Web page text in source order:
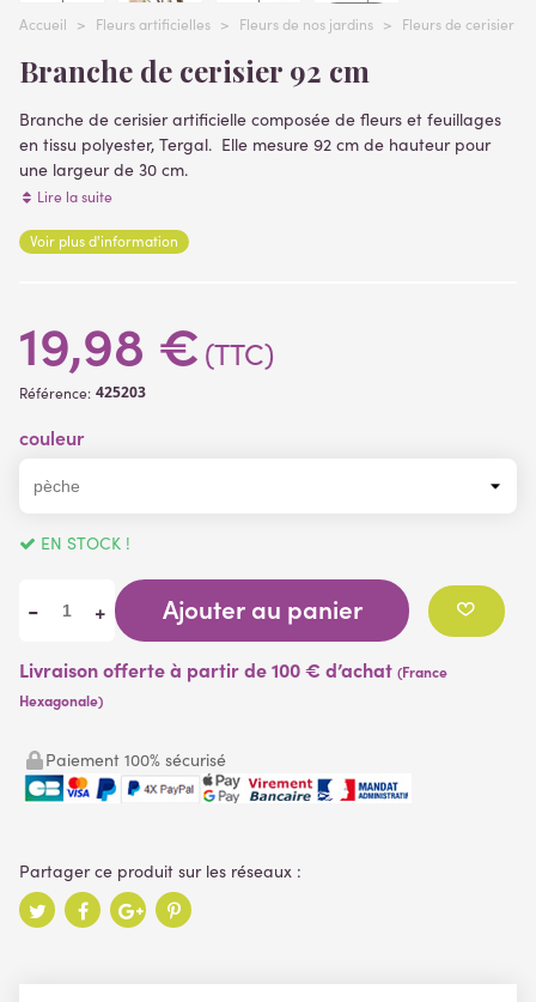
Accueil > Fleurs artificielles > Fleurs de nos jardins > Fleurs de cerisier
Branche de cerisier 92 cm
Branche de cerisier artificielle composée de fleurs et feuillages
en tissu polyester, Tergal. Elle mesure 92 cm de hauteur pour
une largeur de 30 cm.
Fleurs de diamètre de 2 à 5 cm - 2 coloris au choix, pêche ou
Matière des fleurs: tissu
Lire la suite
Voir plus d'information
19,98 € (TTC)
Référence: 425203
couleur
EN STOCK !
- + Ajouter au panier
Livraison offerte à partir de 100 € d’achat (France
Hexagonale)
Paiement 100% sécurisé